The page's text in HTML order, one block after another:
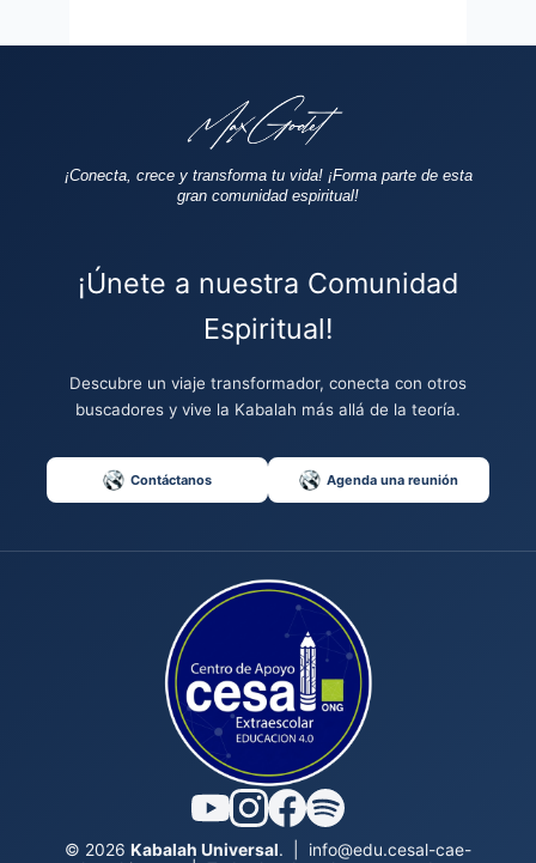
¡Conecta, crece y transforma tu vida! ¡Forma parte de esta
gran comunidad espiritual!
¡Únete a nuestra Comunidad
Espiritual!
Descubre un viaje transformador, conecta con otros
buscadores y vive la Kabalah más allá de la teoría.
Contáctanos Agenda una reunión
© 2026 Kabalah Universal.
info@edu.cesal-cae-